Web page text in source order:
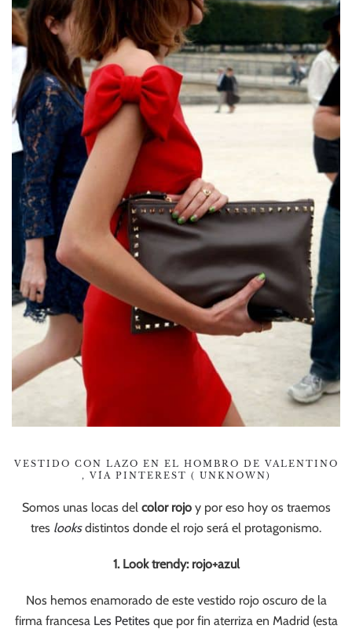
VESTIDO CON LAZO EN EL HOMBRO DE VALENTINO
, VÍA PINTEREST ( UNKNOWN)
Somos unas locas del color rojoy por eso hoy os traemos
tres looksdistintos donde el rojo será el protagonismo.
1. Look trendy: rojo+azul
Nos hemos enamorado de este vestido rojo oscuro de la
firma francesa Les Petites que por fin aterriza en Madrid (esta